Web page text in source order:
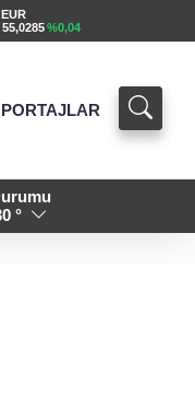
GBP
64,1470 %-0,02
13:17 - Yenimuhacir
°